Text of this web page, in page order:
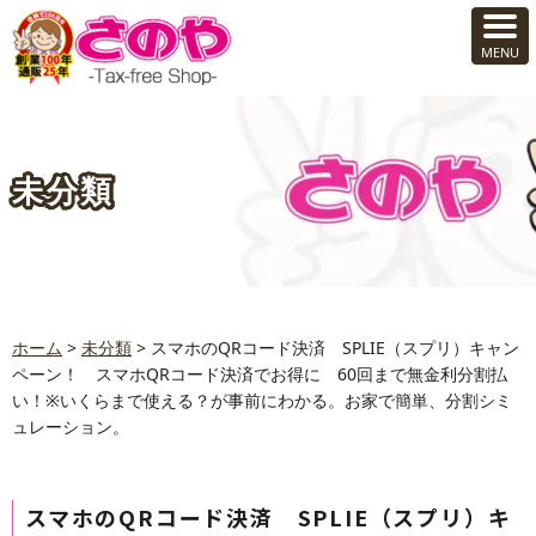
未分類
ホーム > 未分類 > スマホのQRコード決済 SPLIE（スプリ）キャン
ペーン！ スマホQRコード決済でお得に 60回まで無金利分割払
い！※いくらまで使える？が事前にわかる。お家で簡単、分割シミ
ュレーション。
スマホのQRコード決済 SPLIE（スプリ）キ